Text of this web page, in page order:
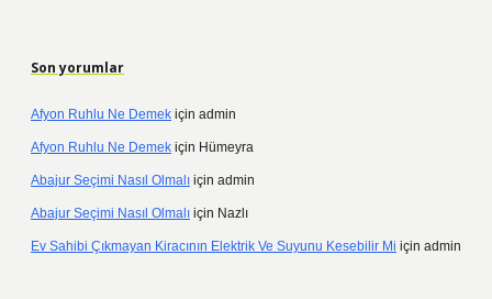
Son yorumlar
Afyon Ruhlu Ne Demek için admin
Afyon Ruhlu Ne Demek için Hümeyra
Abajur Seçimi Nasıl Olmalı için admin
Abajur Seçimi Nasıl Olmalı için Nazlı
Ev Sahibi Çıkmayan Kiracının Elektrik Ve Suyunu Kesebilir Mi için admin